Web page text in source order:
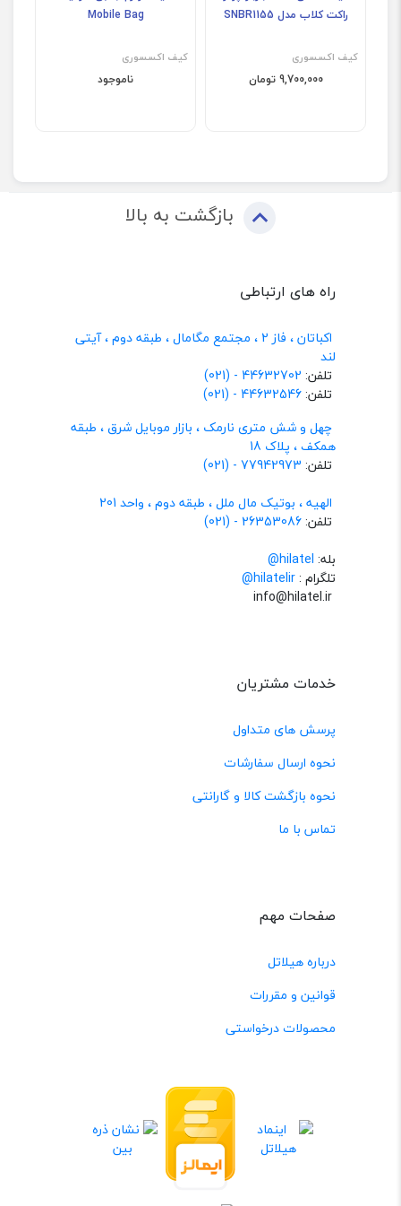
راکت کلاب مدل SNBR1155
کیف اکسسوری
9,700,000 تومان
Mobile Bag
کیف اکسسوری
ناموجود
بازگشت به بالا
راه های ارتباطی
اکباتان ، فاز 2 ، مجتمع مگامال ، طبقه دوم ، آیتی
لند
تلفن: 44632702 - (021)
تلفن:44632546 - (021)
چهل و شش متری نارمک ، بازار موبایل شرق ، طبقه
همکف ، پلاک 18
تلفن: 77942973 - (021)
الهیه ، بوتیک مال ملل ، طبقه دوم ، واحد 201
تلفن:26353086 - (021)
بله: hilatel@
تلگرام :@hilatelir
خدمات مشتریان
پرسش های متداول
نحوه ارسال سفارشات
نحوه بازگشت کالا و گارانتی
تماس با ما
صفحات مهم
درباره هیلاتل
قوانین و مقررات
محصولات درخواستی